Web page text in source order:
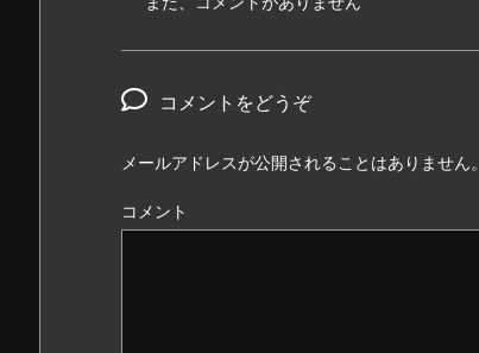
コメントをどうぞ
メールアドレスが公開されることはありません。
コメント